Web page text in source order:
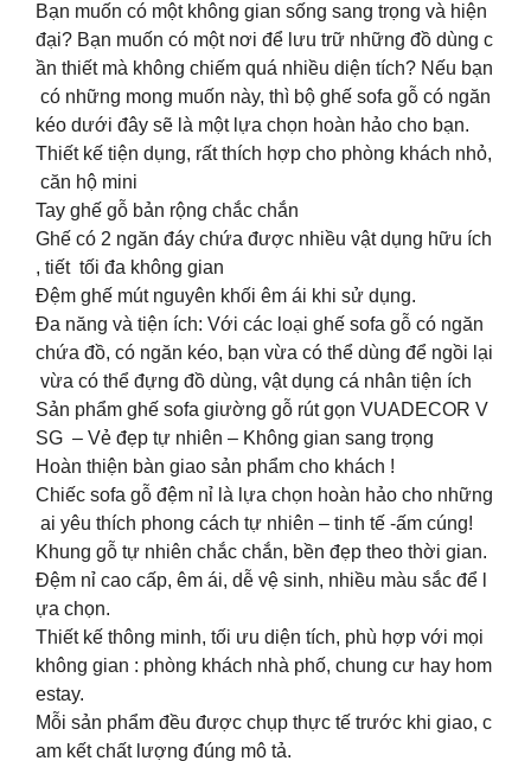
Bạn muốn có một không gian sống sang trọng và hiện
đại? Bạn muốn có một nơi để lưu trữ những đồ dùng c
ần thiết mà không chiếm quá nhiều diện tích? Nếu bạn
có những mong muốn này, thì bộ ghế sofa gỗ có ngăn
kéo dưới đây sẽ là một lựa chọn hoàn hảo cho bạn.
️Thiết kế tiện dụng, rất thích hợp cho phòng khách nhỏ,
căn hộ mini
️Tay ghế gỗ bản rộng chắc chắn
️Ghế có 2 ngăn đáy chứa được nhiều vật dụng hữu ích
, tiết tối đa không gian
️Đệm ghế mút nguyên khối êm ái khi sử dụng.
Đa năng và tiện ích: Với các loại ghế sofa gỗ có ngăn
chứa đồ, có ngăn kéo, bạn vừa có thể dùng để ngồi lại
vừa có thể đựng đồ dùng, vật dụng cá nhân tiện ích
Sản phẩm ghế sofa giường gỗ rút gọn VUADECOR V
SG – Vẻ đẹp tự nhiên – Không gian sang trọng
Hoàn thiện bàn giao sản phẩm cho khách !
️Chiếc sofa gỗ đệm nỉ là lựa chọn hoàn hảo cho những
ai yêu thích phong cách tự nhiên – tinh tế -ấm cúng!
Khung gỗ tự nhiên chắc chắn, bền đẹp theo thời gian.
Đệm nỉ cao cấp, êm ái, dễ vệ sinh, nhiều màu sắc để l
ựa chọn.
Thiết kế thông minh, tối ưu diện tích, phù hợp với mọi
không gian : phòng khách nhà phố, chung cư hay hom
estay.
Mỗi sản phẩm đều được chụp thực tế trước khi giao, c
am kết chất lượng đúng mô tả.